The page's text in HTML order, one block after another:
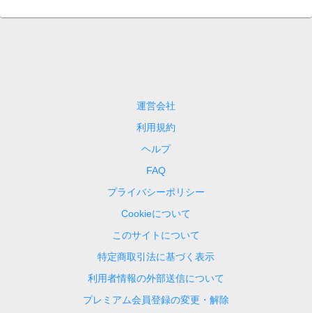
運営会社
利用規約
ヘルプ
FAQ
プライバシーポリシー
Cookieについて
このサイトについて
特定商取引法に基づく表示
利用者情報の外部送信について
プレミアム会員登録の変更・解除